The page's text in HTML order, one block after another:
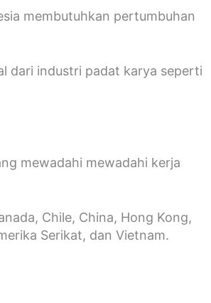
membutuhkan pertumbuhan
dari industri padat karya seperti
mewadahi mewadahi kerja
Chile, China, Hong Kong,
Serikat, dan Vietnam.